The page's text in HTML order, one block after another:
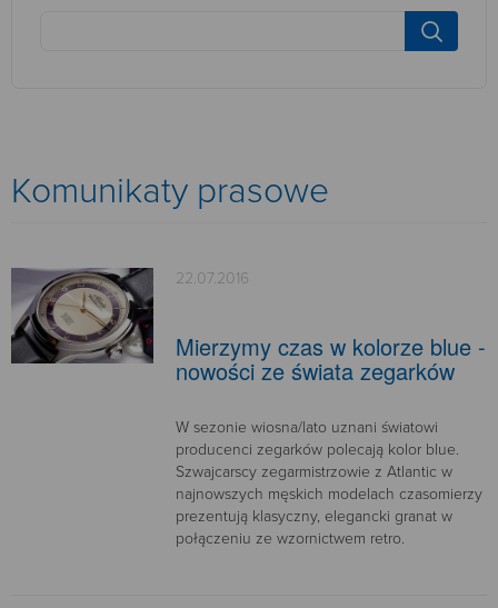
Komunikaty prasowe
22.07.2016
Mierzymy czas w kolorze blue -
nowości ze świata zegarków
W sezonie wiosna/lato uznani światowi
producenci zegarków polecają kolor blue.
Szwajcarscy zegarmistrzowie z Atlantic w
najnowszych męskich modelach czasomierzy
prezentują klasyczny, elegancki granat w
połączeniu ze wzornictwem retro.